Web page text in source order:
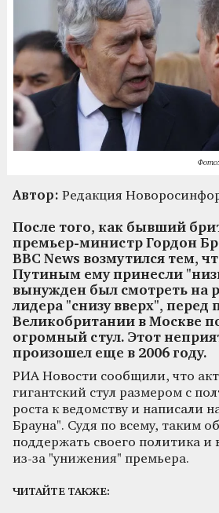
Фото:
Автор: Редакция
После того, как бывший
премьер-министр Гордон
ВВС News возмутился тем,
Путиным ему принесли
вынужден был смотреть на
лидера "снизу вверх", перед
Великобритании в Москве
огромный стул. Этот
произошел еще в 2006 году.
РИА Новости сообщили, что
гигантский стул размером с
роста к ведомству и написали
Брауна". Судя по всему, таким
поддержать своего политика и
из-за "унижения" премьера.
ЧИТАЙТЕ ТАКЖЕ: